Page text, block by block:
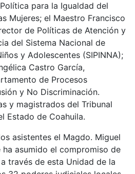
para la Igualdad del
Mujeres; el Maestro Francisco
de Políticas de Atención y
del Sistema Nacional de
y Adolescentes (SIPINNA);
Castro García,
de Procesos
y No Discriminación.
y magistrados del Tribunal
Estado de Coahuila.
asistentes el Magdo. Miguel
asumido el compromiso de
través de esta Unidad de la